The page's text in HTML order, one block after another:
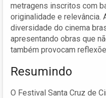
metragens inscritos com
originalidade e relevância.
diversidade do cinema
apresentando obras que
também provocam
Resumindo
O Festival Santa Cruz de